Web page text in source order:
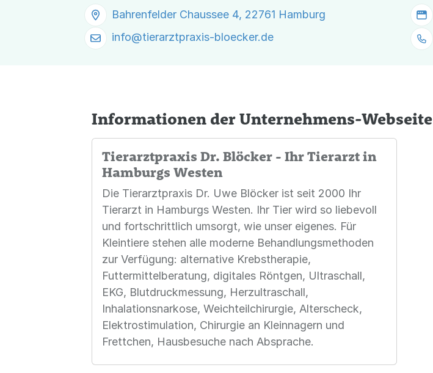
Bahrenfelder Chaussee 4, 22761 Hamburg
info@tierarztpraxis-bloecker.de
Informationen der Unternehmens-Webseite
Tierarztpraxis Dr. Blöcker - Ihr Tierarzt in
Hamburgs Westen
Die Tierarztpraxis Dr. Uwe Blöcker ist seit 2000 Ihr
Tierarzt in Hamburgs Westen. Ihr Tier wird so liebevoll
und fortschrittlich umsorgt, wie unser eigenes. Für
Kleintiere stehen alle moderne Behandlungsmethoden
zur Verfügung: alternative Krebstherapie,
Futtermittelberatung, digitales Röntgen, Ultraschall,
EKG, Blutdruckmessung, Herzultraschall,
Inhalationsnarkose, Weichteilchirurgie, Alterscheck,
Elektrostimulation, Chirurgie an Kleinnagern und
Frettchen, Hausbesuche nach Absprache.